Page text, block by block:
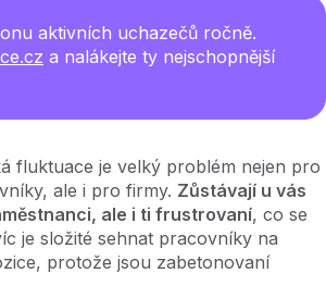
aktivních uchazečů ročně.
a nalákejte ty nejschopnější
fluktuace je velký problém nejen pro
ale i pro firmy. Zůstávají u vás
ale i ti frustrovaní, co se
je složité sehnat pracovníky na
protože jsou zabetonovaní